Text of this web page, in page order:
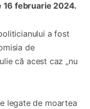
16 februarie 2024.
a fost
de
că acest caz „nu
legate de moartea